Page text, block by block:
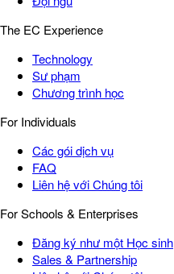
The EC Experience
Technology
Sư phạm
Chương trình học
For Individuals
Các gói dịch vụ
FAQ
Liên hệ với Chúng tôi
For Schools & Enterprises
Đăng ký như một Học sinh
Sales & Partnership